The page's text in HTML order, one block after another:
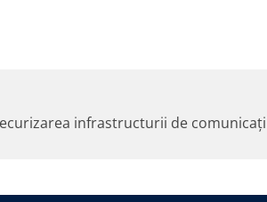
infrastructurii de